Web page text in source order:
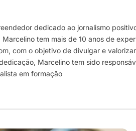
dedicado ao jornalismo
Marcelino tem mais de 10 anos de
com o objetivo de divulgar e
Marcelino tem sido
em formação